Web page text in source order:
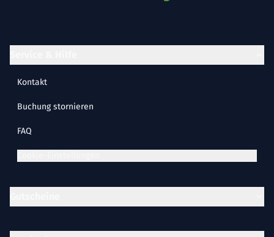
Kontakt
Buchung stornieren
FAQ